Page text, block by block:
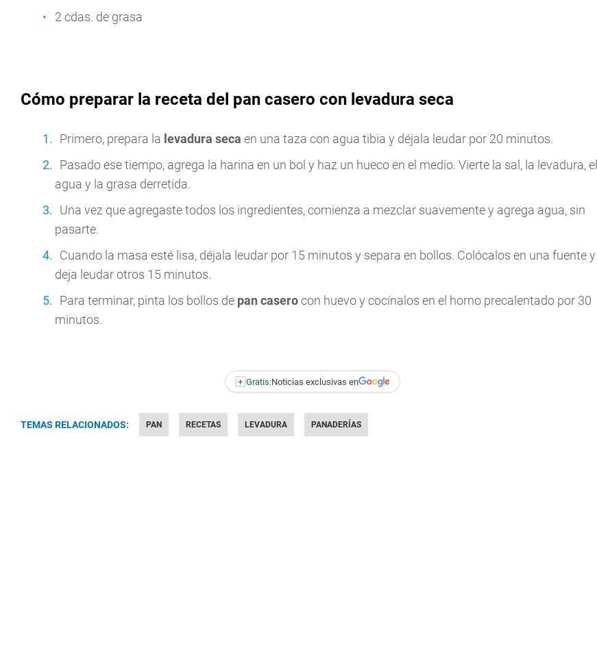
2 cdas. de grasa
Cómo preparar la receta del pan casero con levadura seca
Primero, prepara la levadura seca en una taza con agua tibia y déjala leudar por 20 minutos.
Pasado ese tiempo, agrega la harina en un bol y haz un hueco en el medio. Vierte la sal, la levadura, el
agua y la grasa derretida.
Una vez que agregaste todos los ingredientes, comienza a mezclar suavemente y agrega agua, sin
pasarte.
Cuando la masa esté lisa, déjala leudar por 15 minutos y separa en bollos. Colócalos en una fuente y
deja leudar otros 15 minutos.
Para terminar, pinta los bollos de pan caserocon huevo y cocínalos en el horno precalentado por 30
minutos.
+ Gratis:Noticias exclusivas en
TEMAS RELACIONADOS: PAN RECETAS LEVADURA PANADERÍAS